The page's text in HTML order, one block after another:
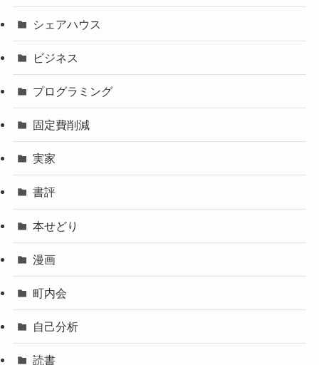
シェアハウス
ビジネス
プログラミング
固定費削減
実家
書評
本せどり
漫画
町内会
自己分析
読書